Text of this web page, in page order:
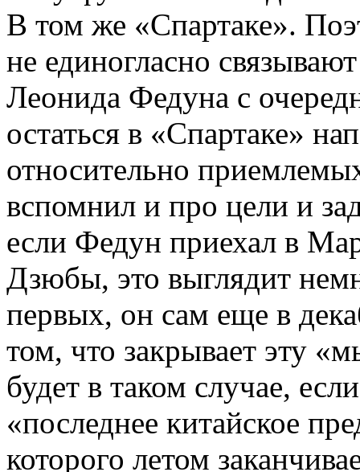
В том же «Спартаке».
не единогласно
Леонида Федуна с
остаться в «Спартаке»
относительно
вспомнил и про цели и
если Федун приехал в
Дзюбы, это выглядит
первых, он сам еще в
том, что закрывает эту
будет в таком случае,
«последнее китайское
которого летом